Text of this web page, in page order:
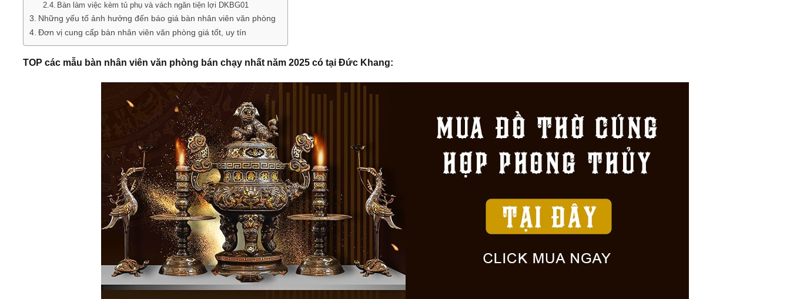
Bàn làm việc kèm tủ phụ và vách ngăn tiện lợi DKBG01
Những yếu tố ảnh hưởng đến báo giá bàn nhân viên văn phòng
Đơn vị cung cấp bàn nhân viên văn phòng giá tốt, uy tín
TOP các mẫu bàn nhân viên văn phòng bán chạy nhất năm 2025 có tại Đức Khang: